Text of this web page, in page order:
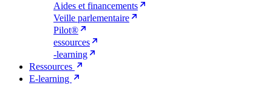
Aides et financements
Veille parlementaire
Pilot®
essources
-learning
Ressources
E-learning